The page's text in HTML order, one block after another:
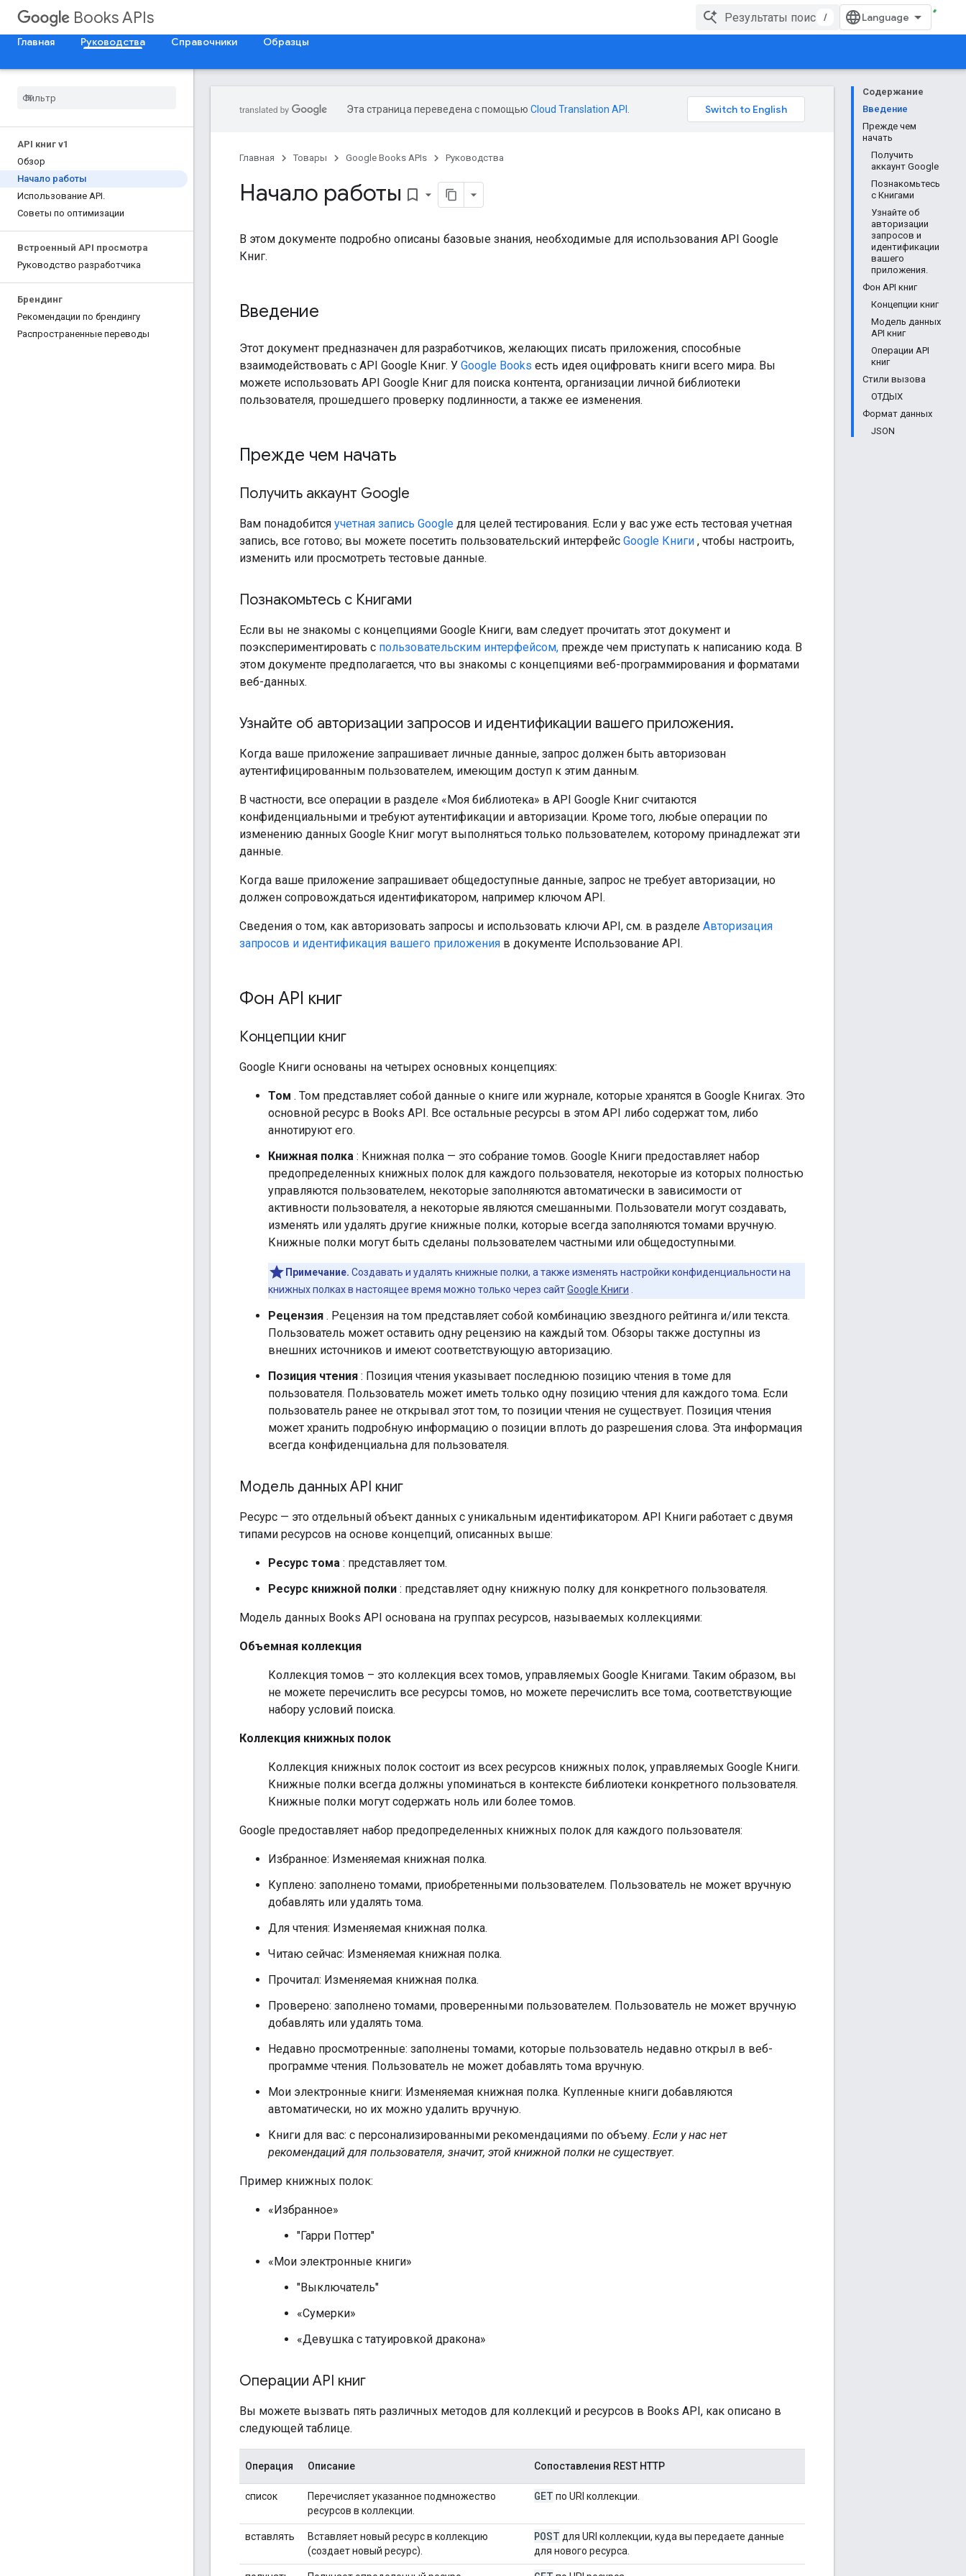
Books APIs
/
Главная
Руководства Справочники Образцы
API книг v1
Обзор
Начало работы
Использование API.
Советы по оптимизации
Встроенный API просмотра
Руководство разработчика
Брендинг
Рекомендации по брендингу
Распространенные переводы
Содержание
Введение
Прежде чем
начать
Получить
аккаунт Google
Познакомьтесь
с Книгами
Узнайте об
авторизации
запросов и
идентификации
вашего
приложения.
Фон API книг
Концепции книг
Модель данных
API книг
Операции API
книг
Стили вызова
ОТДЫХ
Формат данных
JSON
Эта страница переведена с помощью Cloud Translation API
Главная Товары Google Books APIs Руководства
Начало работы bookmark_border
В этом документе подробно описаны базовые знания, необходимые для использования API Google
Книг.
Введение
Этот документ предназначен для разработчиков, желающих писать приложения, способные
взаимодействовать с API Google Книг. У Google Books есть идея оцифровать книги всего мира. Вы
можете использовать API Google Книг для поиска контента, организации личной библиотеки
пользователя, прошедшего проверку подлинности, а также ее изменения.
Прежде чем начать
Получить аккаунт Google
Вам понадобится учетная запись Google для целей тестирования. Если у вас уже есть тестовая учетная
запись, все готово; вы можете посетить пользовательский интерфейс Google Книги , чтобы настроить,
изменить или просмотреть тестовые данные.
Познакомьтесь с Книгами
Если вы не знакомы с концепциями Google Книги, вам следует прочитать этот документ и
поэкспериментировать с пользовательским интерфейсом, прежде чем приступать к написанию кода. В
этом документе предполагается, что вы знакомы с концепциями веб-программирования и форматами
веб-данных.
Узнайте об авторизации запросов и идентификации вашего приложения.
Когда ваше приложение запрашивает личные данные, запрос должен быть авторизован
аутентифицированным пользователем, имеющим доступ к этим данным.
В частности, все операции в разделе «Моя библиотека» в API Google Книг считаются
конфиденциальными и требуют аутентификации и авторизации. Кроме того, любые операции по
изменению данных Google Книг могут выполняться только пользователем, которому принадлежат эти
данные.
Когда ваше приложение запрашивает общедоступные данные, запрос не требует авторизации, но
должен сопровождаться идентификатором, например ключом API.
Сведения о том, как авторизовать запросы и использовать ключи API, см. в разделе Авторизация
запросов и идентификация вашего приложения в документе Использование API.
Фон API книг
Концепции книг
Google Книги основаны на четырех основных концепциях:
Том . Том представляет собой данные о книге или журнале, которые хранятся в Google Книгах. Это
основной ресурс в Books API. Все остальные ресурсы в этом API либо содержат том, либо
аннотируют его.
Книжная полка : Книжная полка — это собрание томов. Google Книги предоставляет набор
предопределенных книжных полок для каждого пользователя, некоторые из которых полностью
управляются пользователем, некоторые заполняются автоматически в зависимости от
активности пользователя, а некоторые являются смешанными. Пользователи могут создавать,
изменять или удалять другие книжные полки, которые всегда заполняются томами вручную.
Книжные полки могут быть сделаны пользователем частными или общедоступными.
Примечание. Создавать и удалять книжные полки, а также изменять настройки конфиденциальности на
книжных полках в настоящее время можно только через сайтGoogle Книги
Рецензия . Рецензия на том представляет собой комбинацию звездного рейтинга и/или текста.
Пользователь может оставить одну рецензию на каждый том. Обзоры также доступны из
внешних источников и имеют соответствующую авторизацию.
Позиция чтения : Позиция чтения указывает последнюю позицию чтения в томе для
пользователя. Пользователь может иметь только одну позицию чтения для каждого тома. Если
пользователь ранее не открывал этот том, то позиции чтения не существует. Позиция чтения
может хранить подробную информацию о позиции вплоть до разрешения слова. Эта информация
всегда конфиденциальна для пользователя.
Модель данных API книг
Ресурс — это отдельный объект данных с уникальным идентификатором. API Книги работает с двумя
типами ресурсов на основе концепций, описанных выше:
Ресурс тома : представляет том.
Ресурс книжной полки : представляет одну книжную полку для конкретного пользователя.
Модель данных Books API основана на группах ресурсов, называемых коллекциями:
Объемная коллекция
Коллекция томов – это коллекция всех томов, управляемых Google Книгами. Таким образом, вы
не можете перечислить все ресурсы томов, но можете перечислить все тома, соответствующие
набору условий поиска.
Коллекция книжных полок
Коллекция книжных полок состоит из всех ресурсов книжных полок, управляемых Google Книги.
Книжные полки всегда должны упоминаться в контексте библиотеки конкретного пользователя.
Книжные полки могут содержать ноль или более томов.
Google предоставляет набор предопределенных книжных полок для каждого пользователя:
Избранное: Изменяемая книжная полка.
Куплено: заполнено томами, приобретенными пользователем. Пользователь не может вручную
добавлять или удалять тома.
Для чтения: Изменяемая книжная полка.
Читаю сейчас: Изменяемая книжная полка.
Прочитал: Изменяемая книжная полка.
Проверено: заполнено томами, проверенными пользователем. Пользователь не может вручную
добавлять или удалять тома.
Недавно просмотренные: заполнены томами, которые пользователь недавно открыл в веб-
программе чтения. Пользователь не может добавлять тома вручную.
Мои электронные книги: Изменяемая книжная полка. Купленные книги добавляются
автоматически, но их можно удалить вручную.
Книги для вас: с персонализированными рекомендациями по объему. Если у нас нет
рекомендаций для пользователя, значит, этой книжной полки не существует.
Пример книжных полок:
«Избранное»
"Гарри Поттер"
«Мои электронные книги»
"Выключатель"
«Сумерки»
«Девушка с татуировкой дракона»
Операции API книг
Вы можете вызвать пять различных методов для коллекций и ресурсов в Books API, как описано в
следующей таблице.
Операция Описание Сопоставления REST HTTP
список
Перечисляет указанное подмножество
ресурсов в коллекции.
GET по URI коллекции.
вставлять
Вставляет новый ресурс в коллекцию
(создает новый ресурс).
POST для URI коллекции, куда вы передаете данные
для нового ресурса.